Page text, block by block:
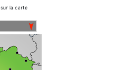
la carte